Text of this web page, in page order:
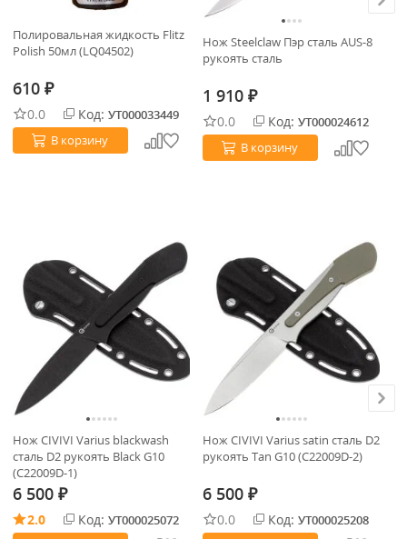
Полировальная жидкость Flitz
Polish 50мл (LQ04502)
610 ₽
0.0 Код: УТ000033449
В корзину
Нож Steelclaw Пэр сталь AUS-8
рукоять сталь
1 910 ₽
0.0 Код: УТ000024612
В корзину
Нож CIVIVI Varius blackwash
сталь D2 рукоять Black G10
(C22009D-1)
6 500 ₽
2.0 Код: УТ000025072
Нож CIVIVI Varius satin сталь D2
рукоять Tan G10 (C22009D-2)
6 500 ₽
0.0 Код: УТ000025208